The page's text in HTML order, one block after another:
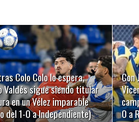
Colo Colo lo espera,
Valdés sigue siendo titular
en un Vélez imparable
del 1-0 a Independiente)
LEER MÁS
Con
0 a